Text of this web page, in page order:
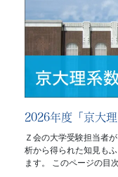
2026年度「京大
Ｚ会の大学受験担当者
析から得られた知見も
ます。 このページの目